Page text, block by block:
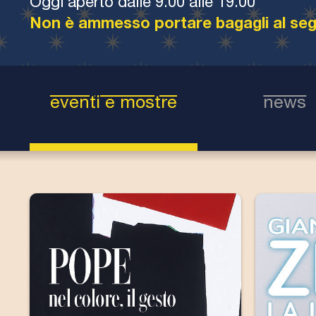
Oggi aperto dalle 9.00 alle 19.00
Non è ammesso portare bagagli al
eventi e mostre news